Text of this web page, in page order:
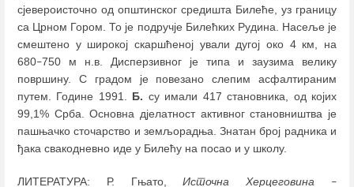
сјевероисточно од општинског средишта Билеће, уз границу
са Црном Гором. То је подручје Билећких Рудина. Насеље је
смештено у широкој скаршћеној ували дугој око 4 км, на
680–750 м н.в. Дисперзивног је типа и заузима велику
површину. С градом је повезано слепим асфалтираним
путем. Године 1991. Б. су имали 417 становника, од којих
99,1% Срба. Основна дјелатност активног становништва је
пашњачко сточарство и земљорадња. Знатан број радника и
ђака свакодневно иде у Билећу на посао и у школу.
ЛИТЕРАТУРА: Р. Гњато,Источна Херцеговина –